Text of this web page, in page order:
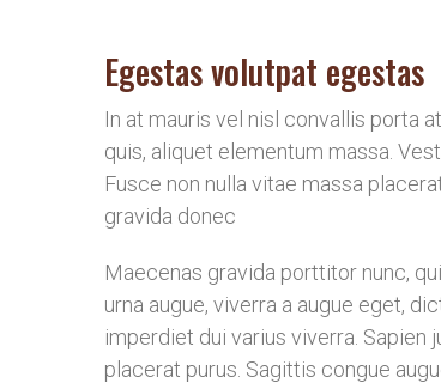
Egestas volutpat egestas
In at mauris vel nisl convallis porta
quis, aliquet elementum massa.
Fusce non nulla vitae massa
gravida donec
Maecenas gravida porttitor nunc,
urna augue, viverra a augue eget,
imperdiet dui varius viverra. Sapien
placerat purus. Sagittis congue